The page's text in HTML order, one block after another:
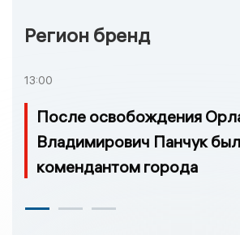
Регион бренд
13:00
После освобождения
Владимирович Панчук
комендантом города